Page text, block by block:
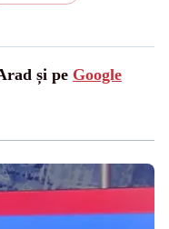
și pe Google